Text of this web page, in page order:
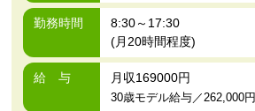
勤務時間
8:30～17:30
(月20時間程度)
給 与 月収169000円
30歳モデル給与／262,000円